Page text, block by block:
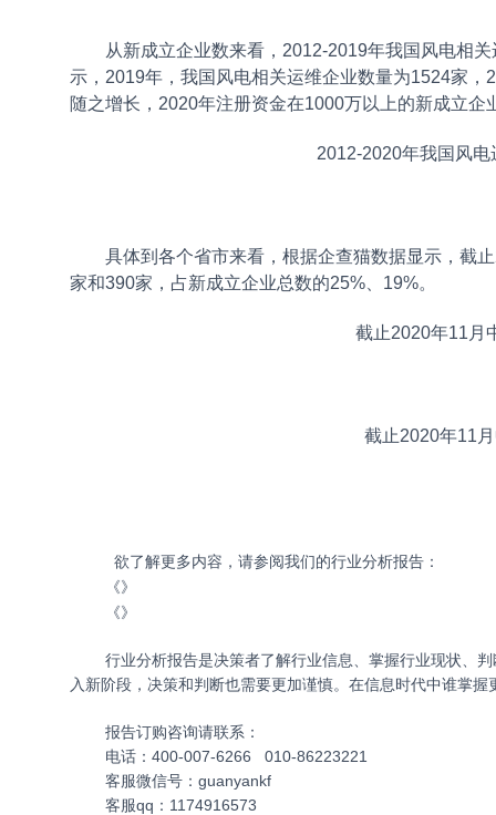
从新成立企业数来看，2012-2019年我国风电相关
示，2019年，我国风电相关运维企业数量为1524家
随之增长，2020年注册资金在1000万以上的新成立企
2012-2020年我国风
具体到各个省市来看，根据企查猫数据显示，截止
家和390家，占新成立企业总数的25%、19%。
截止2020年11月
截止2020年11
欲了解更多内容，请参阅我们的行业分析报告：
《》
《》
行业分析报告是决策者了解行业信息、掌握行业现状、判
入新阶段，决策和判断也需要更加谨慎。在信息时代中谁掌
报告订购咨询请联系：
电话：400-007-6266 010-86223221
客服微信号：guanyankf
客服qq：1174916573